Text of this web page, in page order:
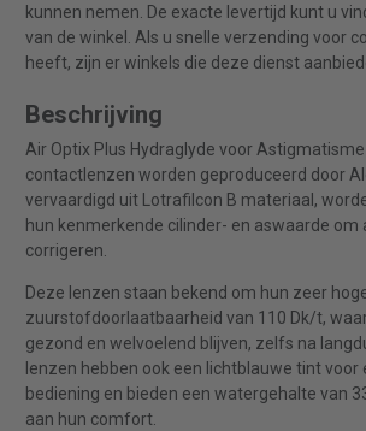
kunnen nemen. De exacte levertijd kunt u
van de winkel. Als u snelle verzending voor
heeft, zijn er winkels die deze dienst
Beschrijving
Air Optix Plus Hydraglyde voor
contactlenzen worden geproduceerd door
vervaardigd uit Lotrafilcon B materiaal,
hun kenmerkende cilinder- en aswaarde
corrigeren.
Deze lenzen staan bekend om hun zeer
zuurstofdoorlaatbaarheid van 110 Dk/t,
gezond en welvoelend blijven, zelfs na
lenzen hebben ook een lichtblauwe tint voor
bediening en bieden een watergehalte van
aan hun comfort.